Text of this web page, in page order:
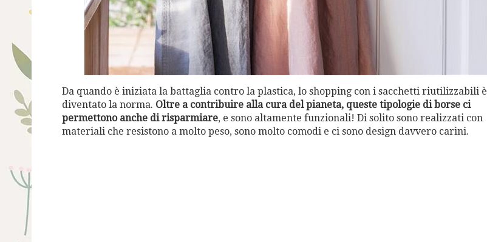
Da quando è iniziata la battaglia contro la plastica, lo shopping con i sacchetti riutilizzabili è
diventato la norma. Oltre a contribuire alla cura del pianeta, queste tipologie di borse ci
permettono anche di risparmiare, e sono altamente funzionali! Di solito sono realizzati con
materiali che resistono a molto peso, sono molto comodi e ci sono design davvero carini.